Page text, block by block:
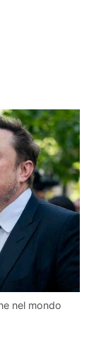
nel mondo